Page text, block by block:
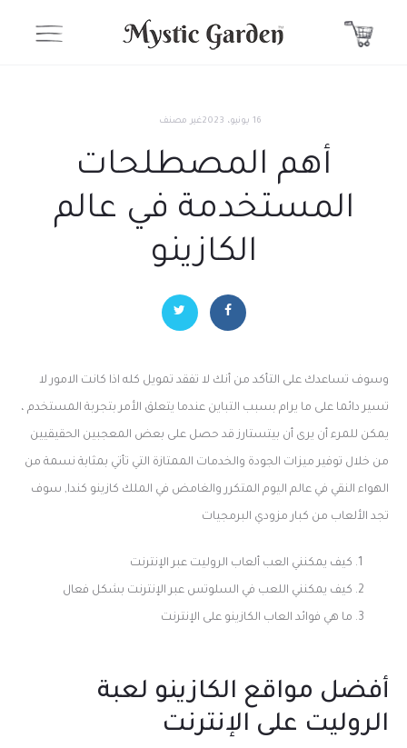
16 يونيو، 2023 غير مصنف
أهم المصطلحات
المستخدمة في عالم
الكازينو
وسوف تساعدك على التأكد من أنك لا تفقد تمويل كله اذا كانت الامور لا
تسير دائما على ما يرام بسبب التباين عندما يتعلق الأمر بتجربة المستخدم ،
يمكن للمرء أن يرى أن بيتستارز قد حصل على بعض المعجبين الحقيقيين
من خلال توفير ميزات الجودة والخدمات الممتازة التي تأتي بمثابة نسمة من
الهواء النقي في عالم اليوم المتكرر والغامض في الملك كازينو كندا, سوف
تجد الألعاب من كبار مزودي البرمجيات
كيف يمكنني العب ألعاب الروليت عبر الإنترنت
كيف يمكنني اللعب في السلوتس عبر الإنترنت بشكل فعال
ما هي فوائد العاب الكازينو على الإنترنت
أفضل مواقع الكازينو لعبة
الروليت على الإنترنت